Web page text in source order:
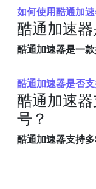
如何使用酷通加
酷通加速器
酷通加速器是一
酷通加速器是否
酷通加速
号？
酷通加速器支持